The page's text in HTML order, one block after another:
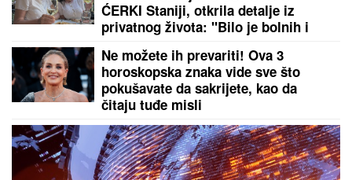
BREDLI KUPER (51) SE OŽENIO ĐIĐI HADID (31)?
Svet na nogama zbog ovih fotografija i svi čekaju
reakciju Irine Šajk (40) - pričalo se da očima ne
može da gleda manekenku